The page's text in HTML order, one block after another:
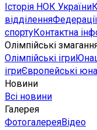
Історія НОК України
відділення
спортуКонтактна
Олімпійські
Олімпійські ігри
ігриЄвропейські
Новини
Всі новини
Галерея
ФотогалереяВідео